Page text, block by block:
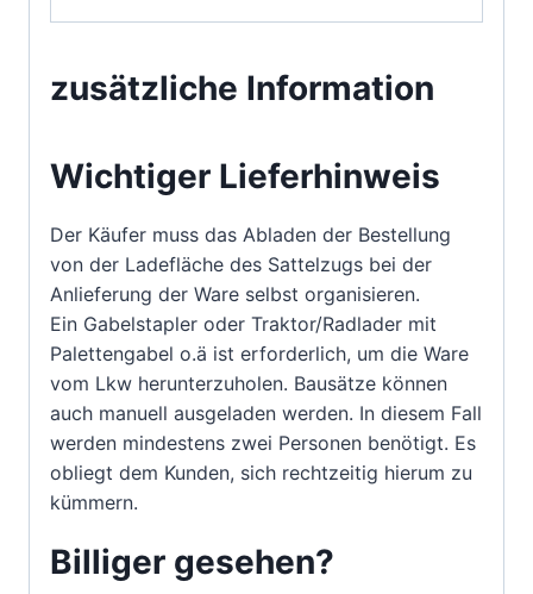
zusätzliche Information
Wichtiger Lieferhinweis
Der Käufer muss das Abladen der Bestellung
von der Ladefläche des Sattelzugs bei der
Anlieferung der Ware selbst organisieren.
Ein Gabelstapler oder Traktor/Radlader mit
Palettengabel o.ä ist erforderlich, um die Ware
vom Lkw herunterzuholen. Bausätze können
auch manuell ausgeladen werden. In diesem Fall
werden mindestens zwei Personen benötigt. Es
obliegt dem Kunden, sich rechtzeitig hierum zu
kümmern.
Billiger gesehen?